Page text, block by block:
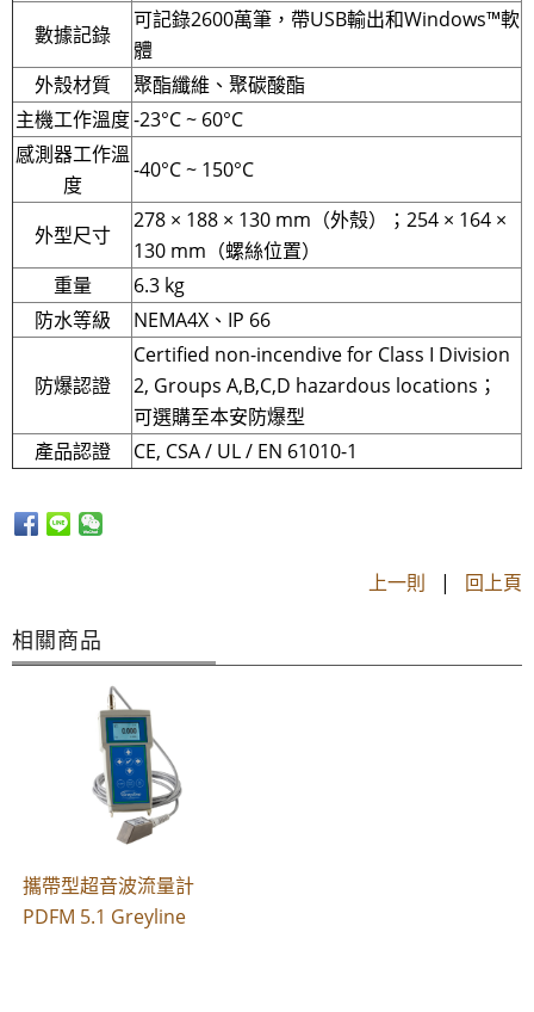
數據記錄
可記錄2600萬筆，帶USB輸出和Windows™軟
體
外殼材質
聚酯纖維、聚碳酸酯
主機工作溫度-23°C ~ 60°C
感測器工作溫
度
-40°C ~ 150°C
外型尺寸
278 × 188 × 130 mm（外殼）；254 × 164 ×
130 mm（螺絲位置）
重量
6.3 kg
防水等級
NEMA4X、IP 66
防爆認證
Certified non-incendive for Class I Division
2, Groups A,B,C,D hazardous locations；
可選購至本安防爆型
產品認證
CE, CSA / UL / EN 61010-1
上一則 | 回上頁
相關商品
攜帶型超音波流量計
PDFM 5.1 Greyline